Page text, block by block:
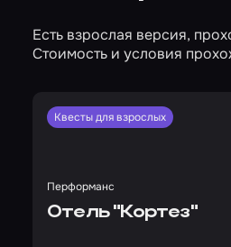
Есть взрослая версия,
Стоимость и условия
Квесты для взрослых
Перформанс
Отель "Кортез"